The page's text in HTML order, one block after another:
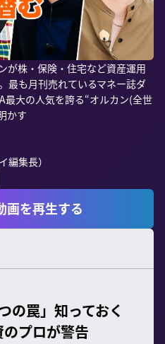
が株・保険・住宅など資産運用
最も月刊売れているマネー誌ダ
最大の人気を誇る“オルカン(全世
かす
画を再生する
の罠」知っておく
プロが警告